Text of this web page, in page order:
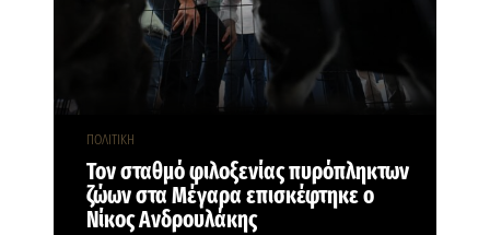
ΠΟΛΙΤΙΚΗ
Τον σταθμό φιλοξενίας πυρόπληκτων
ζώων στα Μέγαρα επισκέφτηκε ο
Νίκος Aνδρουλάκης